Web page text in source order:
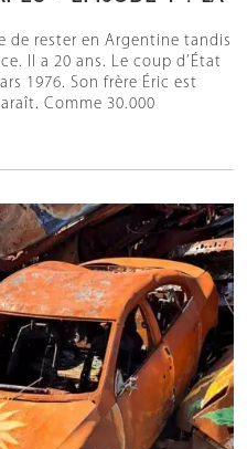
de rester en Argentine tandis
Il a 20 ans. Le coup d’État
1976. Son frère Éric est
Comme 30.000